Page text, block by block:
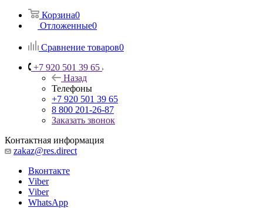
Корзина0
Отложенные0
Сравнение товаров0
+7 920 501 39 65
Назад
Телефоны
+7 920 501 39 65
8 800 201-26-87
Заказать звонок
Контактная информация
zakaz@res.direct
Вконтакте
Viber
Viber
WhatsApp